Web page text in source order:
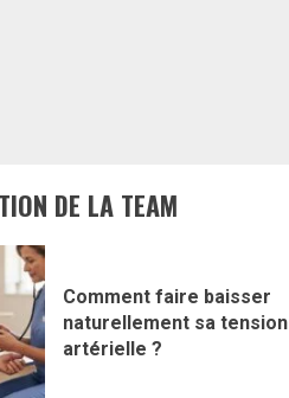
DE LA TEAM
Comment faire baisser
naturellement sa tension
artérielle ?